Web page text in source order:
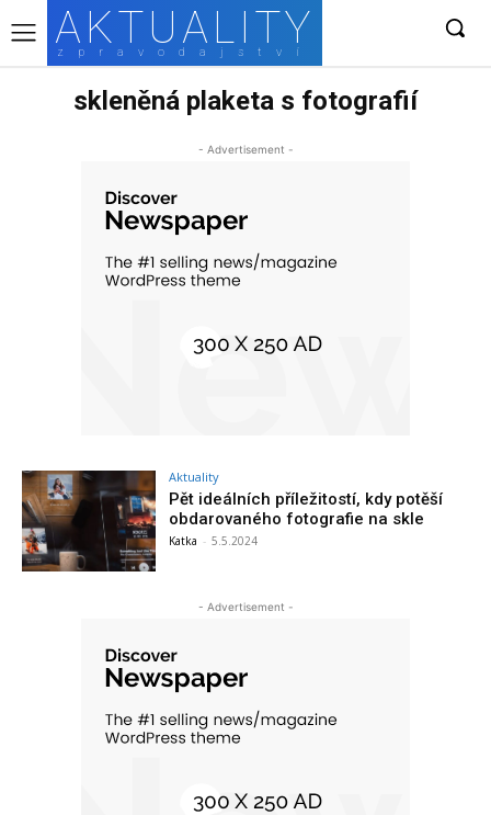
AKTUALITY
zpravodajství
skleněná plaketa s fotografií
- Advertisement -
Aktuality
Pět ideálních příležitostí, kdy potěší
obdarovaného fotografie na skle
Katka - 5.5.2024
- Advertisement -